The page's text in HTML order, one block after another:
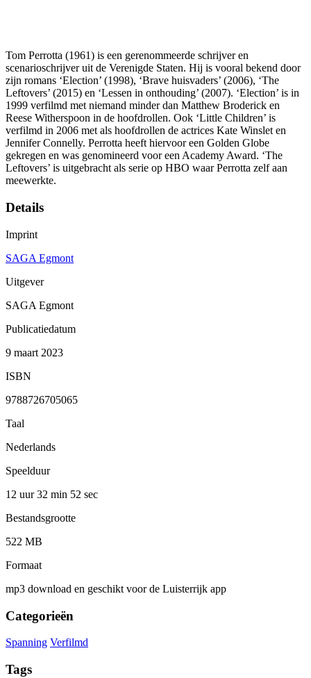
Tom Perrotta (1961) is een gerenommeerde schrijver en
scenarioschrijver uit de Verenigde Staten. Hij is vooral bekend door
zijn romans ‘Election’ (1998), ‘Brave huisvaders’ (2006), ‘The
Leftovers’ (2015) en ‘Lessen in onthouding’ (2007). ‘Election’ is in
1999 verfilmd met niemand minder dan Matthew Broderick en
Reese Witherspoon in de hoofdrollen. Ook ‘Little Children’ is
verfilmd in 2006 met als hoofdrollen de actrices Kate Winslet en
Jennifer Connelly. Perrotta heeft hiervoor een Golden Globe
gekregen en was genomineerd voor een Academy Award. ‘The
Leftovers’ is uitgebracht als serie op HBO waar Perrotta zelf aan
meewerkte.
Details
Imprint
SAGA Egmont
Uitgever
SAGA Egmont
Publicatiedatum
9 maart 2023
ISBN
9788726705065
Taal
Nederlands
Speelduur
12 uur 32 min 52 sec
Bestandsgrootte
522 MB
Formaat
mp3 download en geschikt voor de Luisterrijk app
Categorieën
Spanning Verfilmd
Tags